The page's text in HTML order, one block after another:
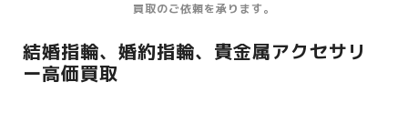
買取のご依頼を承ります。
結婚指輪、婚約指輪、貴金属アクセサリ
ー高価買取